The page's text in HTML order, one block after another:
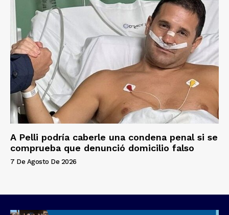
A Pelli podría caberle una condena penal si se
comprueba que denunció domicilio falso
7 De Agosto De 2026